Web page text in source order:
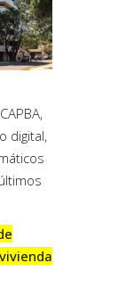
digital,